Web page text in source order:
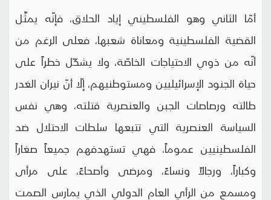
أمّا الثاني وهو الفلسطيني إياد الحلاق، فإنّه يمثِّل
القضية الفلسطينية ومعاناة شعبها، فعلى الرغم من
أنّه من ذوي الاحتياجات الخاصّة، ولا يشكّل خطراً على
حياة الجنود الإسرائيليين ومستوطنيهم، إلّا أنّ نيران الغدر
طالته ورصاصات الجبن والعنصرية قتلته، وهي نفس
السياسة العنصرية التي تتبعها سلطات الاحتلال ضد
الفلسطينيين عموماً، فهي تستهدفهم جميعاً صغاراً
وكباراً، ورجالاً ونساءً، ومرضى وأصحاءً، على مرأى
ومسمعٍ من الرأي العام الدولي الذي يمارس الصمت